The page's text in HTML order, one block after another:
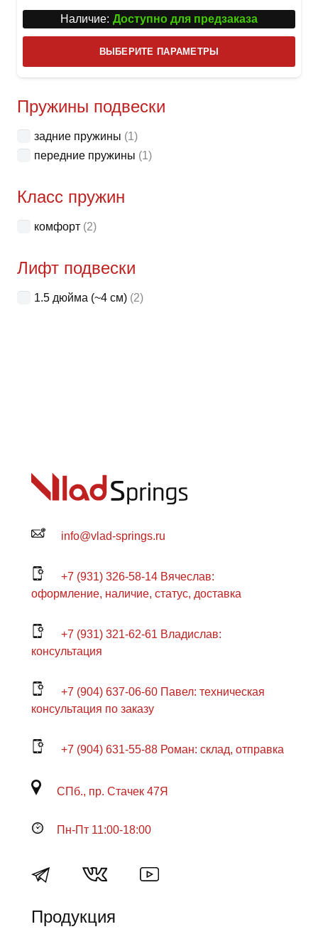
Наличие: Доступно для предзаказа
ВЫБЕРИТЕ ПАРАМЕТРЫ
товар
Пружины подвески
задние пружины (1)
передние пружины (1)
Класс пружин
комфорт (2)
Лифт подвески
1.5 дюйма (~4 см) (2)
info@vlad-springs.ru
+7 (931) 326-58-14 Вячеслав:
оформление, наличие, статус, доставка
+7 (931) 321-62-61 Владислав:
консультация
+7 (904) 637-06-60 Павел: техническая
консультация по заказу
+7 (904) 631-55-88 Роман: склад, отправка
СПб., пр. Стачек 47Я
Пн-Пт 11:00-18:00
Продукция